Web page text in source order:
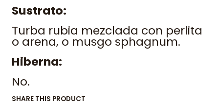
Sustrato:
Turba rubia mezclada con perlita
o arena, o musgo sphagnum.
Hiberna:
No.
SHARE THIS PRODUCT